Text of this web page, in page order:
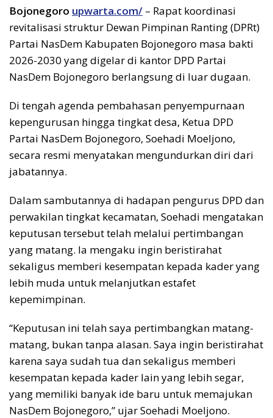
Bojonegoro upwarta.com/ – Rapat koordinasi
revitalisasi struktur Dewan Pimpinan Ranting (DPRt)
Partai NasDem Kabupaten Bojonegoro masa bakti
2026-2030 yang digelar di kantor DPD Partai
NasDem Bojonegoro berlangsung di luar dugaan.
Di tengah agenda pembahasan penyempurnaan
kepengurusan hingga tingkat desa, Ketua DPD
Partai NasDem Bojonegoro, Soehadi Moeljono,
secara resmi menyatakan mengundurkan diri dari
jabatannya.
Dalam sambutannya di hadapan pengurus DPD dan
perwakilan tingkat kecamatan, Soehadi mengatakan
keputusan tersebut telah melalui pertimbangan
yang matang. Ia mengaku ingin beristirahat
sekaligus memberi kesempatan kepada kader yang
lebih muda untuk melanjutkan estafet
kepemimpinan.
“Keputusan ini telah saya pertimbangkan matang-
matang, bukan tanpa alasan. Saya ingin beristirahat
karena saya sudah tua dan sekaligus memberi
kesempatan kepada kader lain yang lebih segar,
yang memiliki banyak ide baru untuk memajukan
NasDem Bojonegoro,” ujar Soehadi Moeljono.